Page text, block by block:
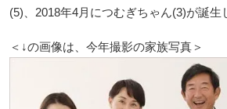
(5)、2018年4月につむぎちゃん(3)が誕生
＜↓の画像は、今年撮影の家族写真＞